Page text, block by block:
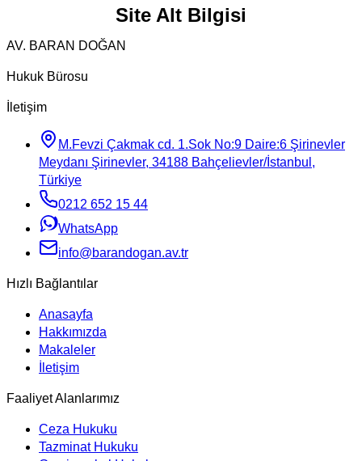
Site Alt Bilgisi
AV. BARAN DOĞAN
Hukuk Bürosu
İletişim
M.Fevzi Çakmak cd. 1.Sok No:9 Daire:6 Şirinevler
Meydanı Şirinevler, 34188 Bahçelievler/İstanbul,
Türkiye
0212 652 15 44
WhatsApp
info@barandogan.av.tr
Hızlı Bağlantılar
Anasayfa
Hakkımızda
Makaleler
İletişim
Faaliyet Alanlarımız
Ceza Hukuku
Tazminat Hukuku